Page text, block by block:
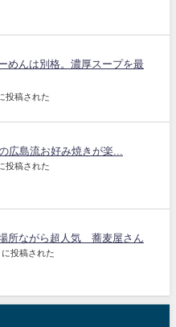
めんは別格。濃厚スープを最
投稿された
広島流お好み焼きが楽...
投稿された
所ながら超人気 蕎麦屋さん
投稿された